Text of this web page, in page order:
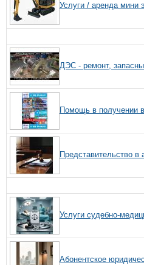
Услуги / аренда мини
ДЭС - ремонт,
Помощь в получении
Представительство
Услуги судебно-
Абонентское